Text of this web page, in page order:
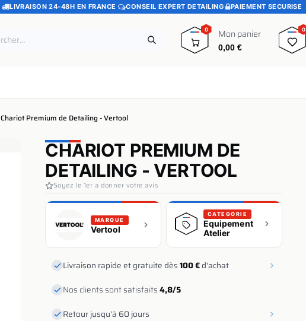
LIVRAISON 24-48H EN FRANCE · CONSEIL EXPERT DETAILING· PAIEMENT SECURISE
0 Mon panier
0,00€
0
0
Chariot Premium de Detailing - Vertool
CHARIOT PREMIUM DE
DETAILING - VERTOOL
Soyez le 1er a donner votre avis
MARQUE
Vertool
CATEGORIE
Equipement
Atelier
Livraison rapide et gratuite dès100 €d'achat
Nos clients sont satisfaits4,8/5
Retour jusqu'à 60 jours